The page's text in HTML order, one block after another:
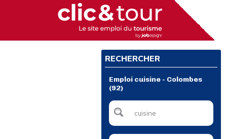
RECHERCHER
Emploi cuisine - Colombes
(92)